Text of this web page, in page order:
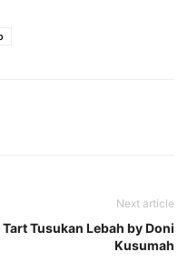
Next article
Tart Tusukan Lebah by Doni
Kusumah